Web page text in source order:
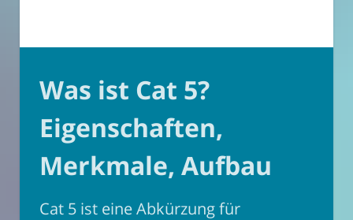
Was ist Cat 5?
Eigenschaften,
Merkmale, Aufbau
Cat 5 ist eine Abkürzung für